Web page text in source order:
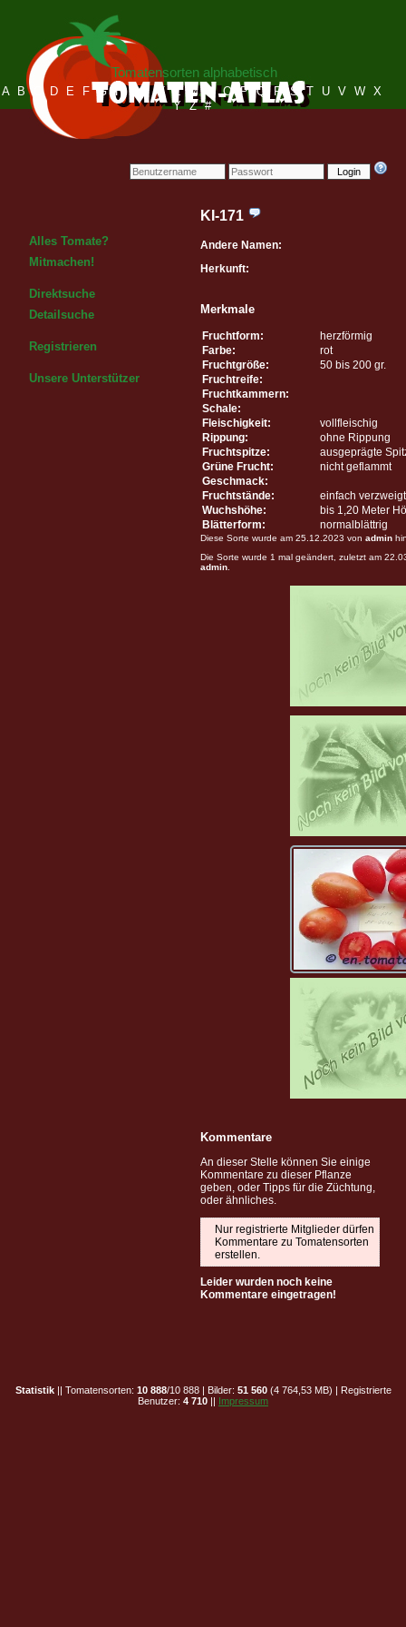
Login
Tomatensorten alphabetisch
A B C D E F G H I J K L M N O P Q R S T U V W X
Y Z #
Alles Tomate?
Mitmachen!
Direktsuche
Detailsuche
Registrieren
Unsere Unterstützer
KI-171
Andere Namen:
Herkunft:
Merkmale
Fruchtform:
herzförmig
Farbe:
rot
Fruchtgröße:
50 bis 200 gr.
Fruchtreife:
Fruchtkammern:
Schale:
Fleischigkeit:
vollfleischig
Rippung:
ohne Rippung
Fruchtspitze:
ausgeprägte
Grüne Frucht:
nicht geflammt
Geschmack:
Fruchtstände:
einfach verzweigt
Wuchshöhe:
bis 1,20 Meter
Blätterform:
normalblättrig
Diese Sorte wurde am 25.12.2023 von admin
Die Sorte wurde 1 mal geändert, zuletzt am
admin
Kommentare
An dieser Stelle können Sie einige
Kommentare zu dieser Pflanze
geben, oder Tipps für die Züchtung,
oder ähnliches.
Nur registrierte Mitglieder dürfen
Kommentare zu Tomatensorten
erstellen.
Leider wurden noch keine
Kommentare eingetragen!
Statistik|| Tomatensorten: 10 888/10 888 | Bilder: 51 560(4 764,53 MB) | Registrierte
Benutzer: 4 710 || Impressum